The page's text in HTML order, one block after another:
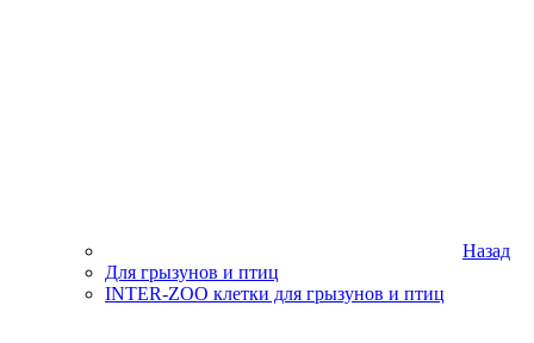
Назад
Для грызунов и птиц
INTER-ZOO клетки для грызунов и птиц